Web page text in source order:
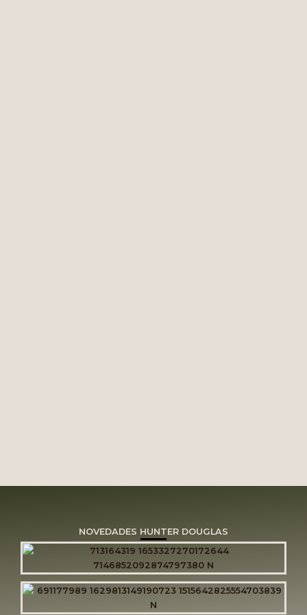
NOVEDADES HUNTER DOUGLAS